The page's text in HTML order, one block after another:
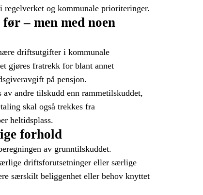
regelverket og kommunale prioriteringer.
– men med noen
driftsutgifter i kommunale
gjøres fratrekk for blant annet
på pensjon.
andre tilskudd enn rammetilskuddet,
skal også trekkes fra
heltidsplass.
forhold
av grunntilskuddet.
driftsforutsetninger eller særlige
særskilt beliggenhet eller behov knyttet